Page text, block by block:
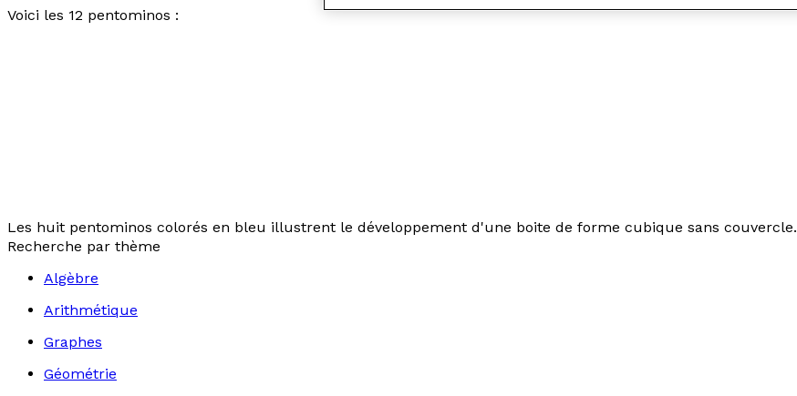
Voici les 12 pentominos :
Les huit pentominos colorés en bleu illustrent le développement d'une boite de forme cubique sans couvercle.
Recherche par thème
Algèbre
Arithmétique
Graphes
Géométrie